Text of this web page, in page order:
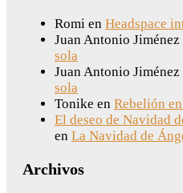
Romi en Headspace
Juan Antonio Jiménez
sola
Juan Antonio Jiménez
sola
Tonike en Rebelión
El deseo de Navidad
en La Navidad de
Archivos